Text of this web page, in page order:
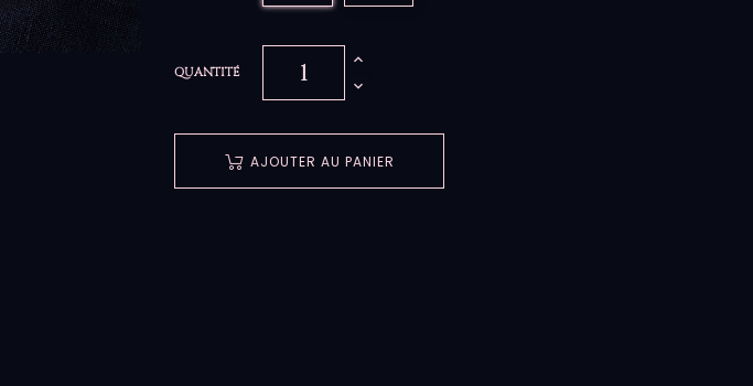
QUANTITÉ
AJOUTER AU PANIER